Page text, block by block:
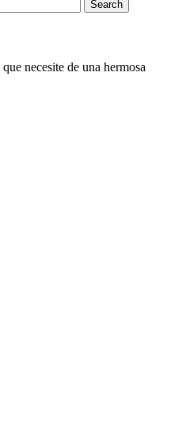
necesite de una hermosa